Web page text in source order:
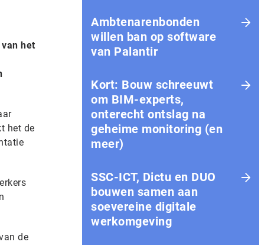
het
het de
de
Ambtenarenbonden
willen ban op software
van Palantir
Kort: Bouw schreeuwt
om BIM-experts,
onterecht ontslag na
geheime monitoring (en
meer)
SSC-ICT, Dictu en DUO
bouwen samen aan
soevereine digitale
werkomgeving